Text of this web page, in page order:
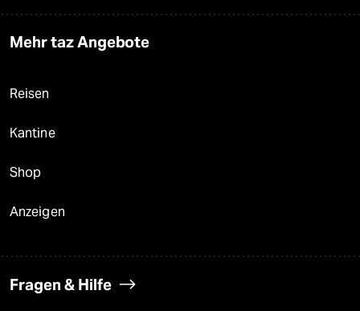
Mehr taz Angebote
Reisen
Kantine
Shop
Anzeigen
Fragen & Hilfe